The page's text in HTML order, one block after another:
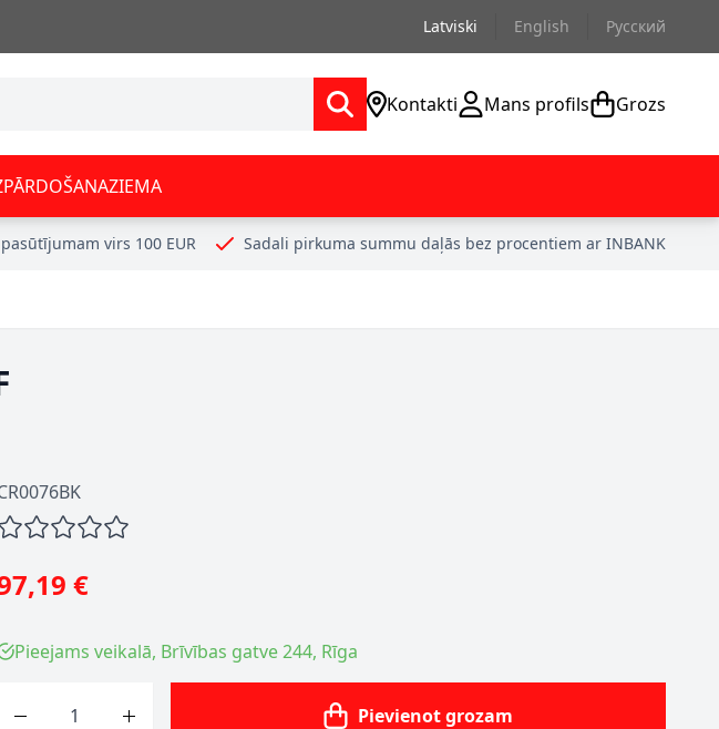
Latviski English Русский
Kontakti Mans profils Grozs
ZIEMA
virs 100 EUR Sadali pirkuma summu daļās bez procentiem ar INBANK
€
Pieejams veikalā, Brīvības gatve 244, Rīga
Pievienot grozam